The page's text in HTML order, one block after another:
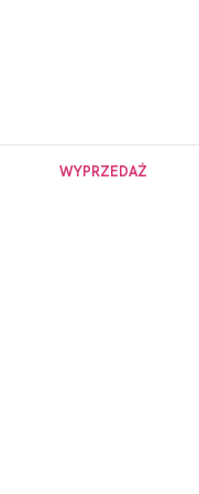
WYPRZEDAŻ